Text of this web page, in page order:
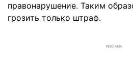
правонарушение. Таким
грозить только штраф.
РЕКЛАМА